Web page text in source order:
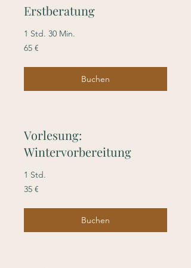
Erstberatung
1 Std. 30 Min.
65
Euro
65 €
Buchen
Vorlesung:
Wintervorbereitung
1 Std.
35
Euro
35 €
Buchen